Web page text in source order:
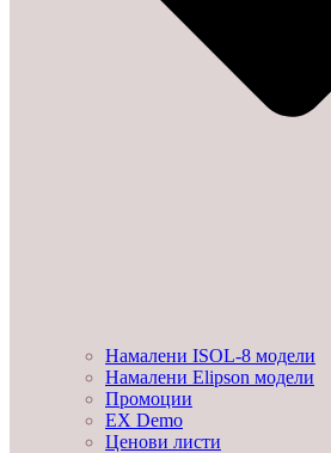
Намалени ISOL-8 модели
Намалени Elipson модели
Промоции
EX Demo
Ценови листи